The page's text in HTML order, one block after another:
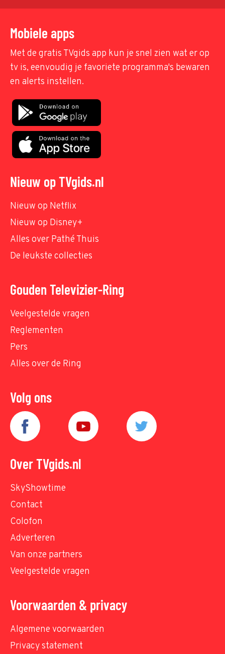
Mobiele apps
Met de gratis TVgids app kun je snel zien wat er op
tv is, eenvoudig je favoriete programma's bewaren
en alerts instellen.
Nieuw op TVgids.nl
Nieuw op Netflix
Nieuw op Disney+
Alles over Pathé Thuis
De leukste collecties
Gouden Televizier-Ring
Veelgestelde vragen
Reglementen
Pers
Alles over de Ring
Volg ons
Over TVgids.nl
SkyShowtime
Contact
Colofon
Adverteren
Van onze partners
Veelgestelde vragen
Voorwaarden & privacy
Algemene voorwaarden
Privacy statement